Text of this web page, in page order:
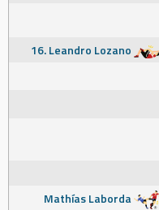
16. Leandro Lozano
Mathías Laborda